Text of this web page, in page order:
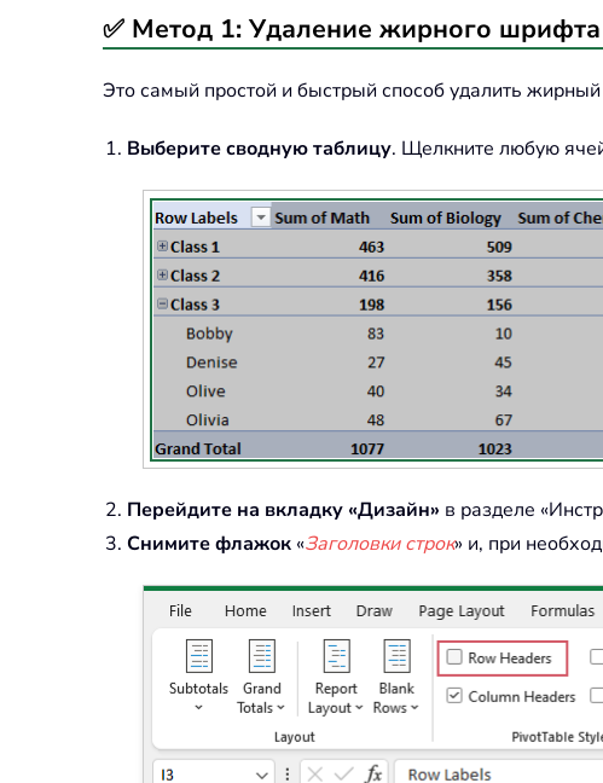
✅ Метод 1: Удаление жирного
Это самый простой и быстрый способ удалить
Выберите сводную таблицу. Щелкните любую
Перейдите на вкладку «Дизайн» в разделе
Снимите флажок «Заголовки строк» и, при